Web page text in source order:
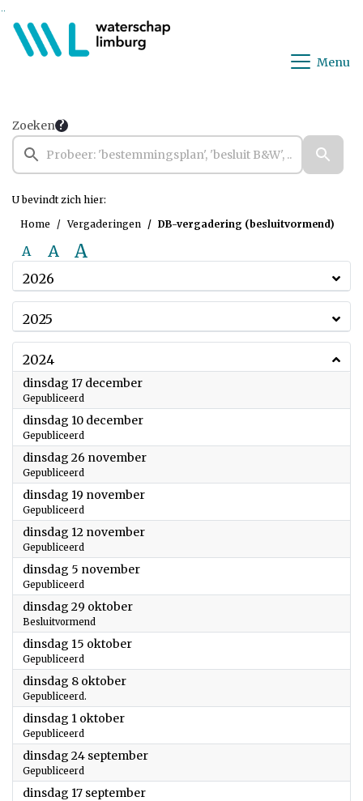
Ga naar de inhoud van deze pagina
Menu
Zoeken
U bevindt zich hier:
Home
Vergaderingen DB-vergadering (besluitvormend)
A A A
2026
2025
2024
dinsdag 17 december2024
Gepubliceerd
dinsdag 10 december2024
Gepubliceerd
dinsdag 26 november2024
Gepubliceerd
dinsdag 19 november2024
Gepubliceerd
dinsdag 12 november2024
Gepubliceerd
dinsdag 5 november2024
Gepubliceerd
dinsdag 29 oktober2024
Besluitvormend
dinsdag 15 oktober2024
Gepubliceerd
dinsdag 8 oktober2024
Gepubliceerd.
dinsdag 1 oktober2024
Gepubliceerd
dinsdag 24 september2024
Gepubliceerd
dinsdag 17 september2024